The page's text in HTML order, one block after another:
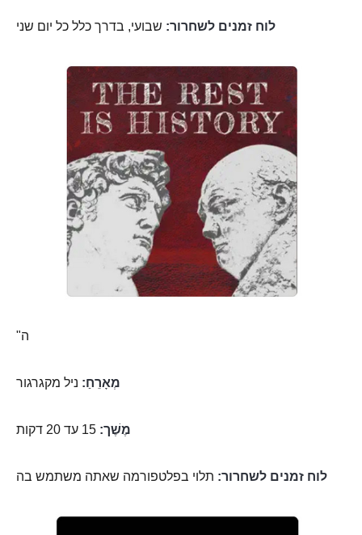
לוח זמנים לשחרור: שבועי, בדרך כלל כל יום שני
"ה
מְאָרֵחַ: ניל מקגרגור
מֶשֶׁך:
לוח זמנים לשחרור: תלוי בפלטפורמה שאתה משתמש בה